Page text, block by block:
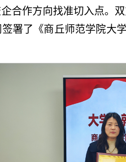
合作方向找准切入点。
署了《商丘师范学院大